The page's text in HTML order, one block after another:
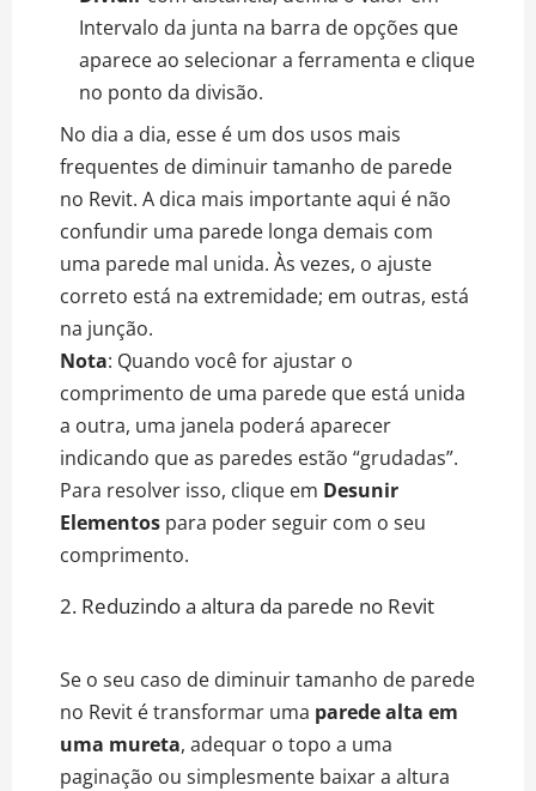
Intervalo da junta na barra de opções que
aparece ao selecionar a ferramenta e clique
no ponto da divisão.
No dia a dia, esse é um dos usos mais
frequentes de diminuir tamanho de parede
no Revit. A dica mais importante aqui é não
confundir uma parede longa demais com
uma parede mal unida. Às vezes, o ajuste
correto está na extremidade; em outras, está
na junção.
Nota: Quando você for ajustar o
comprimento de uma parede que está unida
a outra, uma janela poderá aparecer
indicando que as paredes estão “grudadas”.
Para resolver isso, clique em Desunir
Elementos para poder seguir com o seu
comprimento.
2. Reduzindo a altura da parede no Revit
Se o seu caso de diminuir tamanho de parede
no Revit é transformar uma parede alta em
uma mureta, adequar o topo a uma
paginação ou simplesmente baixar a altura